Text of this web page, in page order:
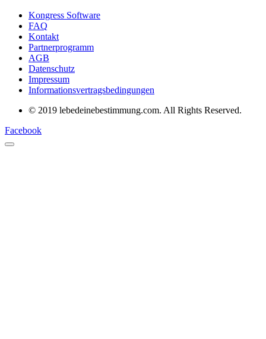
Kongress Software
FAQ
Kontakt
Partnerprogramm
AGB
Datenschutz
Impressum
Informationsvertragsbedingungen
© 2019 lebedeinebestimmung.com. All Rights Reserved.
Facebook